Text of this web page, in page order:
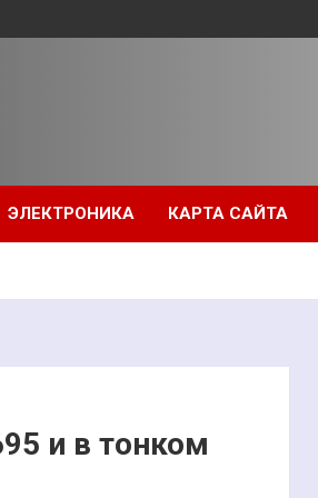
ЭЛЕКТРОНИКА КАРТА САЙТА
и в тонком